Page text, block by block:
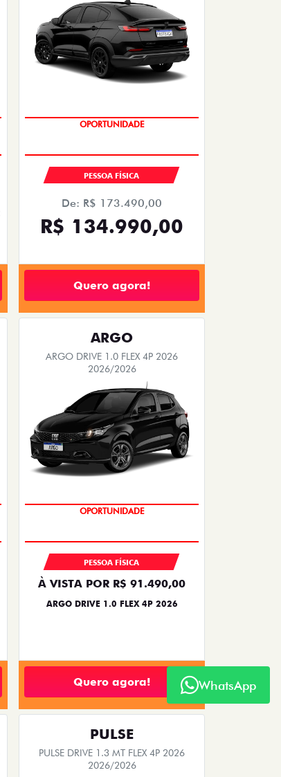
OPORTUNIDADE
PESSOA FÍSICA
De: R$ 173.490,00
R$ 134.990,00
Quero agora!
ARGO
ARGO DRIVE 1.0 FLEX 4P 2026
2026/2026
OPORTUNIDADE
PESSOA FÍSICA
À VISTA POR R$ 91.490,00
ARGO DRIVE 1.0 FLEX 4P 2026
Quero agora!
PULSE
PULSE DRIVE 1.3 MT FLEX 4P 2026
2026/2026
WhatsApp